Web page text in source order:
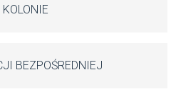
BEZPOŚREDNIEJ